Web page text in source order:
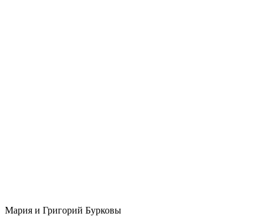
Мария и Григорий Бурковы